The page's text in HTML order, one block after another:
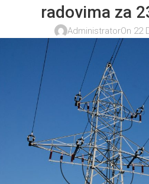
radovima za
AdministratorOn 22